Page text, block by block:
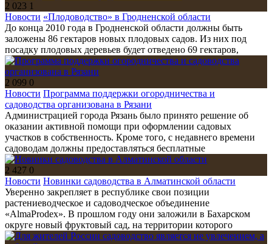
2 023 1
Новости «Плодоводство» в Гродненской области
До конца 2010 года в Гродненской области должны быть
заложены 86 гектаров новых плодовых садов. Из них под
посадку плодовых деревьев будет отведено 69 гектаров,
2 099 0
Новости Программа поддержки огородничества и
садоводства организована в Рязани
Администрацией города Рязань было принято решение об
оказании активной помощи при оформлении садовых
участков в собственность. Кроме того, с недавнего времени
садоводам должны предоставляться бесплатные
2 427 0
Новости Новинки садоводства в Алматинской области
Уверенно закрепляет в республике свои позиции
растениеводческое и садоводческое объединение
«AlmaProdex». В прошлом году они заложили в Бахарском
округе новый фруктовый сад, на территории которого